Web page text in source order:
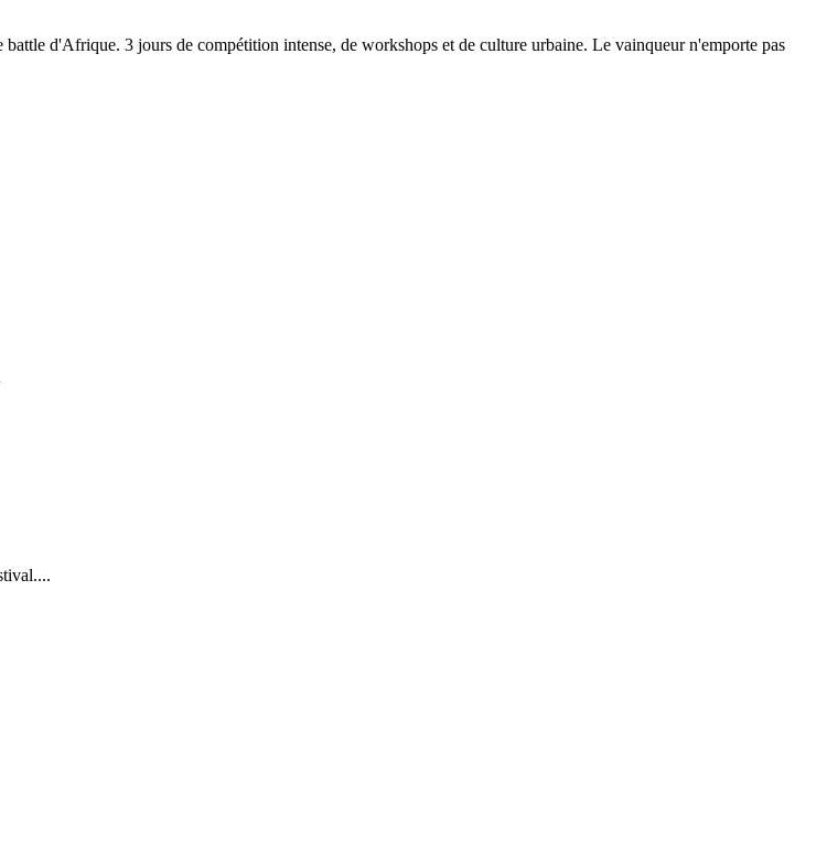
d'Afrique. 3 jours de compétition intense, de workshops et de culture urbaine. Le vainqueur n'emporte pas